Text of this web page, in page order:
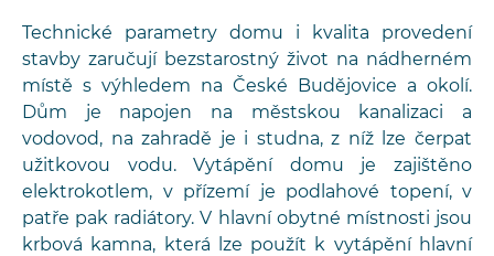
Technické parametry domu i kvalita provedení
stavby zaručují bezstarostný život na nádherném
místě s výhledem na České Budějovice a okolí.
Dům je napojen na městskou kanalizaci a
vodovod, na zahradě je i studna, z níž lze čerpat
užitkovou vodu. Vytápění domu je zajištěno
elektrokotlem, v přízemí je podlahové topení, v
patře pak radiátory. V hlavní obytné místnosti jsou
krbová kamna, která lze použít k vytápění hlavní